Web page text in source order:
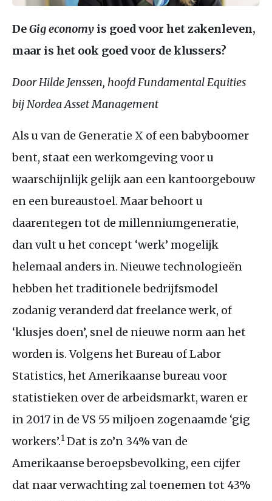
DeGig economy is goed voor het zakenleven,
maar is het ook goed voor de klussers?
Door Hilde Jenssen, hoofd Fundamental Equities
bij Nordea Asset Management
Als u van de Generatie X of een babyboomer
bent, staat een werkomgeving voor u
waarschijnlijk gelijk aan een kantoorgebouw
en een bureaustoel. Maar behoort u
daarentegen tot de millenniumgeneratie,
dan vult u het concept ‘werk’ mogelijk
helemaal anders in. Nieuwe technologieën
hebben het traditionele bedrijfsmodel
zodanig veranderd dat freelance werk, of
‘klusjes doen’, snel de nieuwe norm aan het
worden is. Volgens het Bureau of Labor
Statistics, het Amerikaanse bureau voor
statistieken over de arbeidsmarkt, waren er
in 2017 in deVS 55 miljoen zogenaamde ‘gig
workers’.1Dat is zo’n 34% van de
Amerikaanse beroepsbevolking, een cijfer
dat naar verwachting zal toenemen tot 43%